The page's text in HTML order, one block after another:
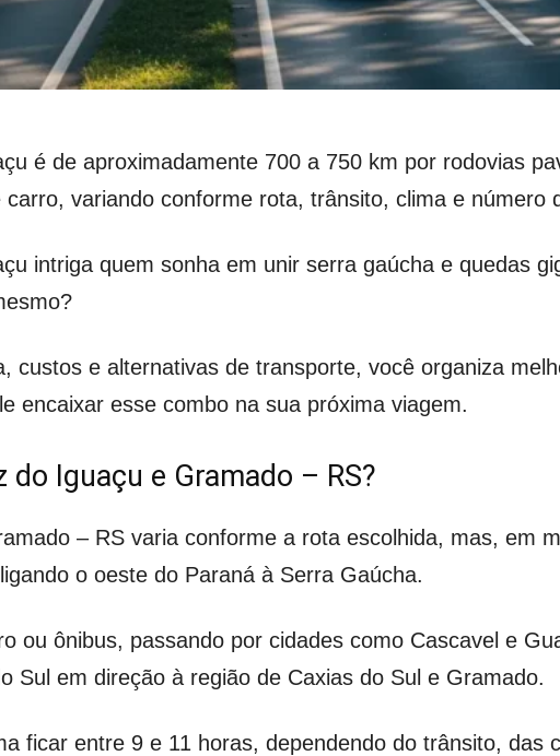
é de aproximadamente 700 a 750 km por rodovias
variando conforme rota, trânsito, clima e número
intriga quem sonha em unir serra gaúcha e quedas
custos e alternativas de transporte, você organiza
encaixar esse combo na sua próxima viagem.
Iguaçu e Gramado – RS?
– RS varia conforme a rota escolhida, mas, em
o oeste do Paraná à Serra Gaúcha.
ou ônibus, passando por cidades como Cascavel e
Sul em direção à região de Caxias do Sul e Gramado.
ficar entre 9 e 11 horas, dependendo do trânsito, das